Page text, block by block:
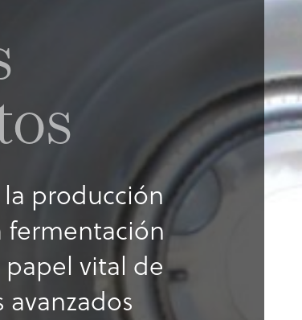
producción
fermentación
vital de